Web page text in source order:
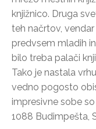
knjižnico. Druga
teh načrtov,
predvsem mladih
bilo treba palači
Tako je nastala
vedno pogosto
impresivne sobe
1088 Budimpešta,